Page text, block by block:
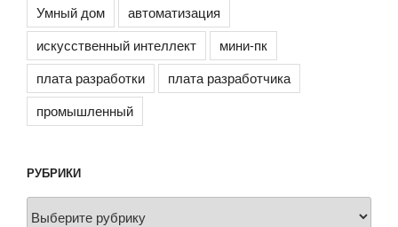
Умный дом
автоматизация
искусственный интеллект
мини-пк
плата разработки
плата разработчика
промышленный
РУБРИКИ